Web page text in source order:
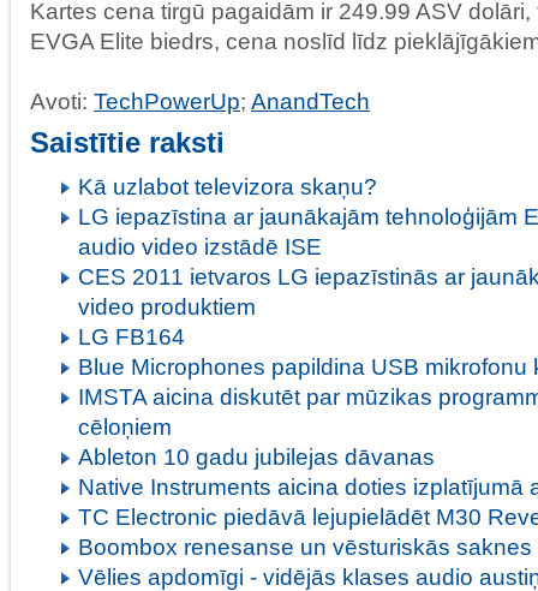
Kartes cena tirgū pagaidām ir 249.99 ASV
EVGA Elite biedrs, cena noslīd līdz
Avoti: TechPowerUp; AnandTech
Saistītie raksti
Kā uzlabot televizora skaņu?
LG iepazīstina ar jaunākajām tehnoloģijām
audio video izstādē ISE
CES 2011 ietvaros LG iepazīstinās ar
video produktiem
LG FB164
Blue Microphones papildina USB mikrofonu
IMSTA aicina diskutēt par mūzikas
cēloņiem
Ableton 10 gadu jubilejas dāvanas
Native Instruments aicina doties izplatījumā
TC Electronic piedāvā lejupielādēt M30
Boombox renesanse un vēsturiskās saknes
Vēlies apdomīgi - vidējās klases audio